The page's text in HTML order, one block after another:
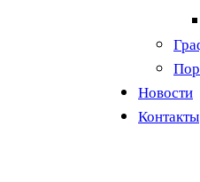
Новости
Контакты